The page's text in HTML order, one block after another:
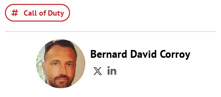
Call of Duty
Bernard David Corroy
TwitterLinkedIn